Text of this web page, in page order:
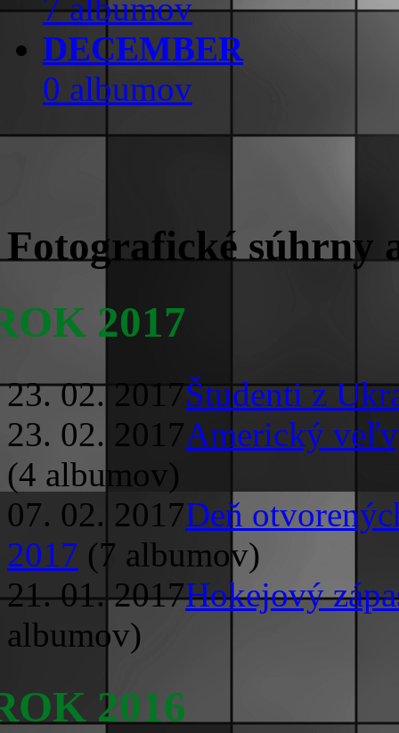
7 albumov
DECEMBER
0 albumov
Fotografické súhrny
2017
23. 02. 2017Študenti z
23. 02. 2017Americký
(4 albumov)
07. 02. 2017Deň
2017 (7 albumov)
21. 01. 2017Hokejový
albumov)
2016